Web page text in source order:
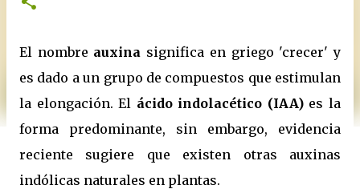
El nombre auxina significa en griego 'crecer' y
es dado a un grupo de compuestos que estimulan
la elongación. El ácido indolacético (IAA) es la
forma predominante, sin embargo, evidencia
reciente sugiere que existen otras auxinas
indólicas naturales en plantas.